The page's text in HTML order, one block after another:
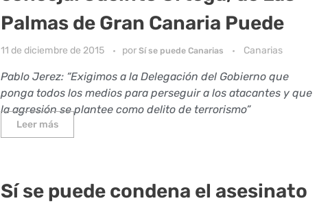
Palmas de Gran Canaria Puede
11 de diciembre de 2015 por Sí se puede Canarias Canarias
Pablo Jerez: “Exigimos a la Delegación del Gobierno que
ponga todos los medios para perseguir a los atacantes y que
la agresión se plantee como delito de terrorismo”
Leer más
Sí se puede condena el asesinato